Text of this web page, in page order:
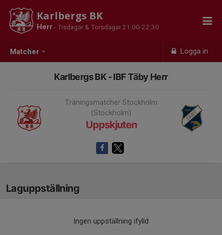
Matcher Logga in
Karlbergs BK
Herr- Tisdagar & Torsdagar 21:00-22:30
Karlbergs BK - IBF Täby Herr
Träningsmatcher Stockholm
(Stockholm)
Uppskjuten
Laguppställning
Ingen uppställning ifylld